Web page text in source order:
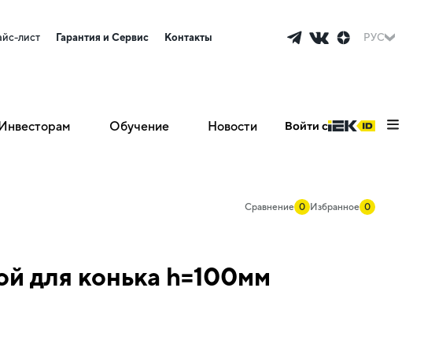
лист Гарантия и Сервис Контакты РУС
Обучение Новости Войти с
Сравнение 0 Избранное 0
для конька h=100мм